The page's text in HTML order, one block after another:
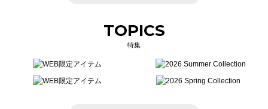
TOPICS
特集